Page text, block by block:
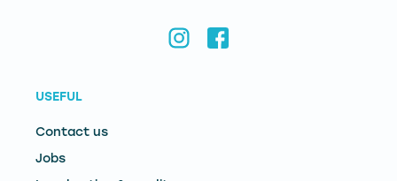
USEFUL
Contact us
Jobs